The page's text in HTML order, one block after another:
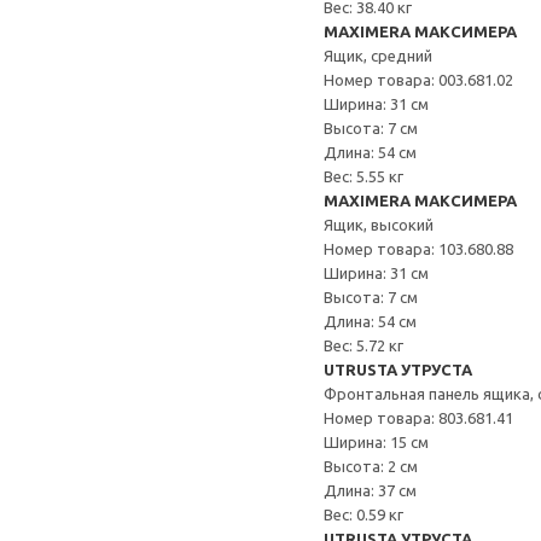
Вес: 38.40 кг
MAXIMERA МАКСИМЕРА
Ящик, средний
Номер товара: 003.681.02
Ширина: 31 см
Высота: 7 см
Длина: 54 см
Вес: 5.55 кг
MAXIMERA МАКСИМЕРА
Ящик, высокий
Номер товара: 103.680.88
Ширина: 31 см
Высота: 7 см
Длина: 54 см
Вес: 5.72 кг
UTRUSTA УТРУСТА
Фронтальная панель ящика,
Номер товара: 803.681.41
Ширина: 15 см
Высота: 2 см
Длина: 37 см
Вес: 0.59 кг